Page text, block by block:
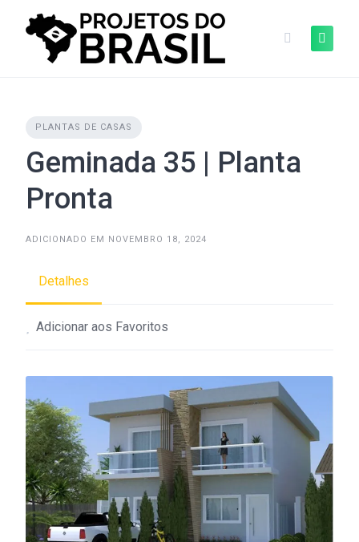
PLANTAS DE CASAS
Geminada 35 | Planta
Pronta
ADICIONADO EM NOVEMBRO 18, 2024
Detalhes
Adicionar aos Favoritos